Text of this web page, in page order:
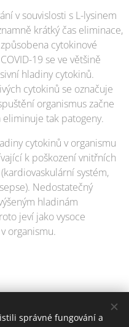
v souvislosti s L-lysinem
krátký čas eliminace,
cytokinové
19 se ve většině
hladiny cytokinů.
cytokinů se označuje
organismus začne
tak patogeny.
cytokinů v organismu
k poškození vnitřních
systém,
Nedostatečný
hladinám
jeví jako vysoce
organismu.
správné fungování a